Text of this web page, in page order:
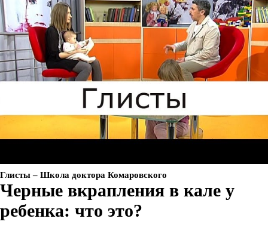
Глисты – Школа доктора Комаровского
Черные вкрапления в кале у
ребенка: что это?